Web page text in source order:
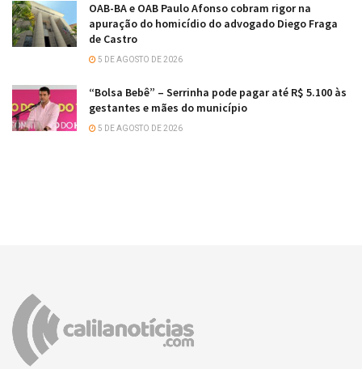
OAB-BA e OAB Paulo Afonso cobram rigor na
apuração do homicídio do advogado Diego Fraga
de Castro
5 DE AGOSTO DE 2026
“Bolsa Bebê” – Serrinha pode pagar até R$ 5.100 às
gestantes e mães do município
5 DE AGOSTO DE 2026